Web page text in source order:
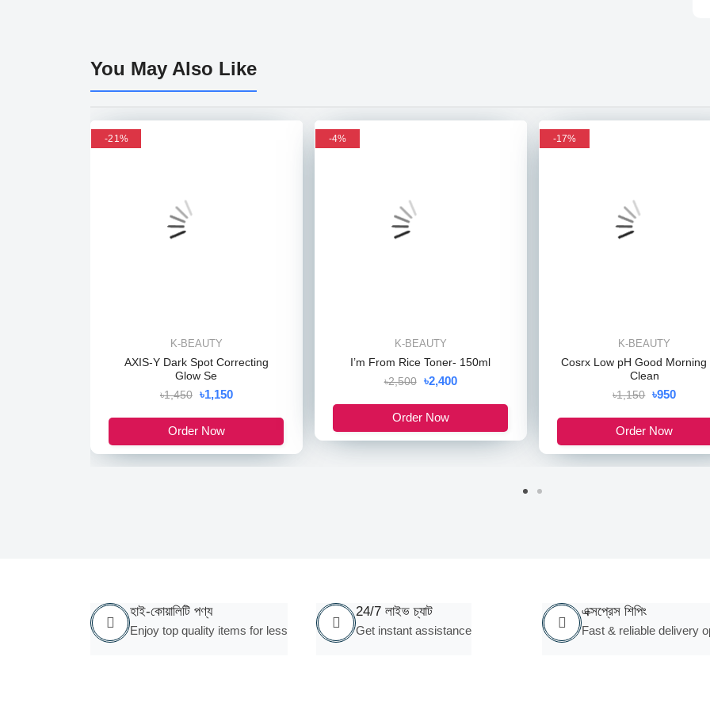
You May Also Like
Flash sale
-21%
-21%
K-BEAUTY
AXIS-Y Dark Spot Correcting
Glow Se
৳1,450 ৳1,150
Order Now
-4%
-4%
K-BEAUTY
I’m From Rice Toner- 150ml
৳2,500 ৳2,400
Order Now
-17%
-17%
K-BEAUTY
Cosrx Low pH Good Morning
Clean
৳1,150 ৳950
Order Now
হাই-কোয়ালিটি পণ্য
Enjoy top quality items for less
24/7 লাইভ চ্যাট
Get instant assistance
এক্সপ্রেস শিপিং
Fast & reliable delivery